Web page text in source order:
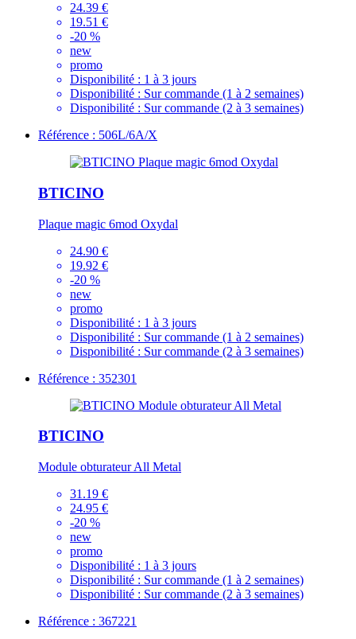
24.39 €
19.51 €
-20 %
new
promo
Disponibilité : 1 à 3 jours
Disponibilité : Sur commande (1 à 2 semaines)
Disponibilité : Sur commande (2 à 3 semaines)
Référence : 506L/6A/X
BTICINO
Plaque magic 6mod Oxydal
24.90 €
19.92 €
-20 %
new
promo
Disponibilité : 1 à 3 jours
Disponibilité : Sur commande (1 à 2 semaines)
Disponibilité : Sur commande (2 à 3 semaines)
Référence : 352301
BTICINO
Module obturateur All Metal
31.19 €
24.95 €
-20 %
new
promo
Disponibilité : 1 à 3 jours
Disponibilité : Sur commande (1 à 2 semaines)
Disponibilité : Sur commande (2 à 3 semaines)
Référence : 367221